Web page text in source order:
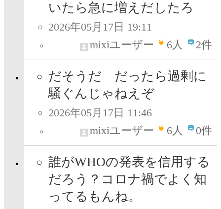
いたら急に増えだしたろ
2026年05月17日 19:11
mixiユーザー
6人 2件
だそうだ だったら過剰に
騒ぐんじゃねえぞ
2026年05月17日 11:46
mixiユーザー
6人 0件
誰がWHOの発表を信用する
だろう？コロナ禍でよく知
ってるもんね。